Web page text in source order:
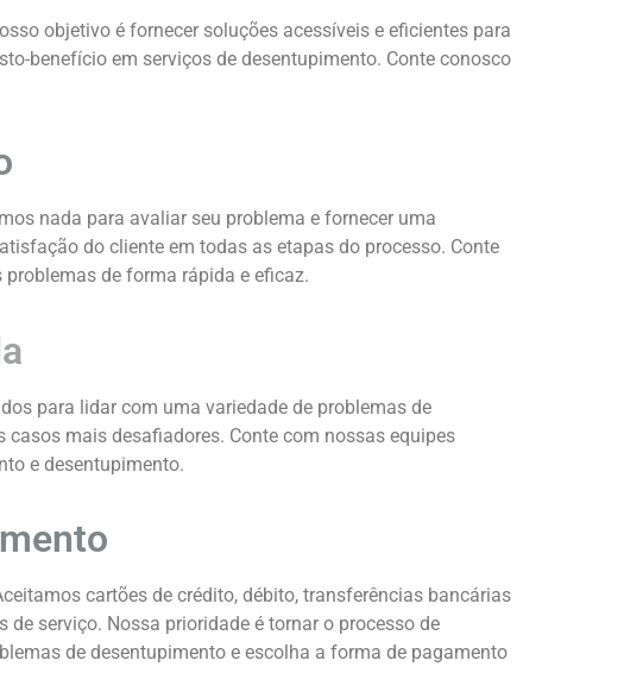
objetivo é fornecer soluções acessíveis e eficientes para
benefício em serviços de desentupimento. Conte conosco
nada para avaliar seu problema e fornecer uma
do cliente em todas as etapas do processo. Conte
de forma rápida e eficaz.
para lidar com uma variedade de problemas de
mais desafiadores. Conte com nossas equipes
e desentupimento.
cartões de crédito, débito, transferências bancárias
serviço. Nossa prioridade é tornar o processo de
de desentupimento e escolha a forma de pagamento